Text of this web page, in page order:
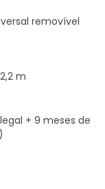
removível
m
+ 9 meses de